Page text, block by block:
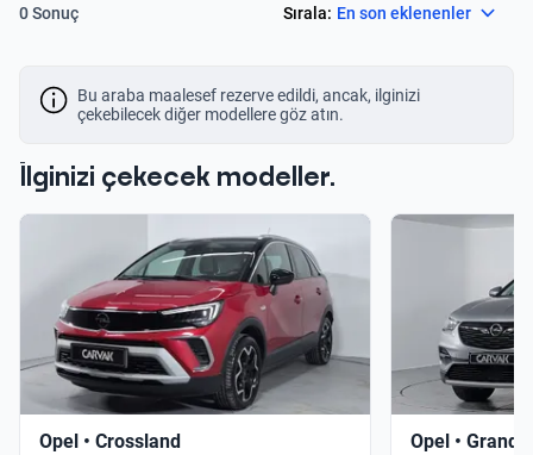
0 Sonuç Sırala: En son eklenenler
Bu araba maalesef rezerve edildi, ancak, ilginizi
çekebilecek diğer modellere göz atın.
İlginizi çekecek modeller.
Opel • Crossland Opel •